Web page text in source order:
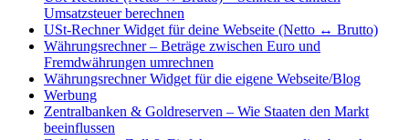
Umsatzsteuer berechnen
USt-Rechner Widget für deine Webseite (Netto ↔ Brutto)
Währungsrechner – Beträge zwischen Euro und
Fremdwährungen umrechnen
Währungsrechner Widget für die eigene Webseite/Blog
Werbung
Zentralbanken & Goldreserven – Wie Staaten den Markt
beeinflussen